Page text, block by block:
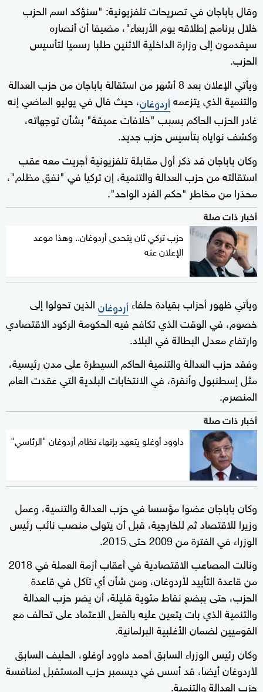
وقال باباجان في تصريحات تلفزيونية: "سنؤكد اسم الحزب
خلال برنامج إطلاقه يوم الأربعاء"، مضيفا أن أنصاره
سيقدمون إلى وزارة الداخلية الاثنين طلبا رسميا لتأسيس
الحزب.
ويأتي الإعلان بعد 8 أشهر من استقالة باباجان من حزب العدالة
والتنمية الذي يتزعمهأردوغان، حيث قال في يوليو الماضي إنه
غادر الحزب الحاكم بسبب "خلافات عميقة" بشأن توجهاته،
وكشف نواياه بتأسيس حزب جديد.
وكان باباجان قد ذكر أول مقابلة تلفزيونية أجريت معه عقب
استقالته من حزب العدالة والتنمية، إن تركيا في "نفق مظلم"،
محذرا من مخاطر "حكم الفرد الواحد".
أخبار ذات صلة
حزب تركي ثان يتحدى أردوغان.. وهذا موعد
الإعلان عنه
ويأتي ظهور أحزاب بقيادة حلفاءأردوغانالذين تحولوا إلى
خصوم، في الوقت الذي تكافح فيه الحكومة الركود الاقتصادي
وارتفاع معدل البطالة في البلاد.
وفقد حزب العدالة والتنمية الحاكم السيطرة على مدن رئيسية،
مثل إسطنبول وأنقرة، في الانتخابات البلدية التي عقدت العام
المنصرم.
أخبار ذات صلة
داوود أوغلو يتعهد بإنهاء نظام أردوغان "الرئاسي"
وكان باباجان عضوا مؤسسا في حزب العدالة والتنمية، وعمل
وزيرا للاقتصاد ثم للخارجية، قبل أن يتولى منصب نائب رئيس
الوزراء في الفترة من 2009 حتى 2015.
ونالت المصاعب الاقتصادية في أعقاب أزمة العملة في 2018
من قاعدة التأييد لأردوغان، ومن شأن أي تآكل في قاعدة
الحزب، حتى ببضع نقاط مئوية قليلة، أن يضر حزب العدالة
والتنمية الذي بات يتعين عليه بالفعل الاعتماد على تحالف مع
القوميين لضمان الأغلبية البرلمانية.
وكان رئيس الوزراء السابق أحمد داوود أوغلو، الحليف السابق
لأردوغان أيضا، قد أسس في ديسمبر حزب المستقبل لمنافسة
حزب العدالة والتنمية.